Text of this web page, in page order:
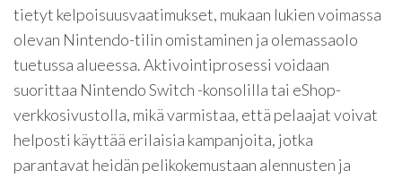
tietyt kelpoisuusvaatimukset, mukaan lukien voimassa
olevan Nintendo-tilin omistaminen ja olemassaolo
tuetussa alueessa. Aktivointiprosessi voidaan
suorittaa Nintendo Switch -konsolilla tai eShop-
verkkosivustolla, mikä varmistaa, että pelaajat voivat
helposti käyttää erilaisia kampanjoita, jotka
parantavat heidän pelikokemustaan alennusten ja